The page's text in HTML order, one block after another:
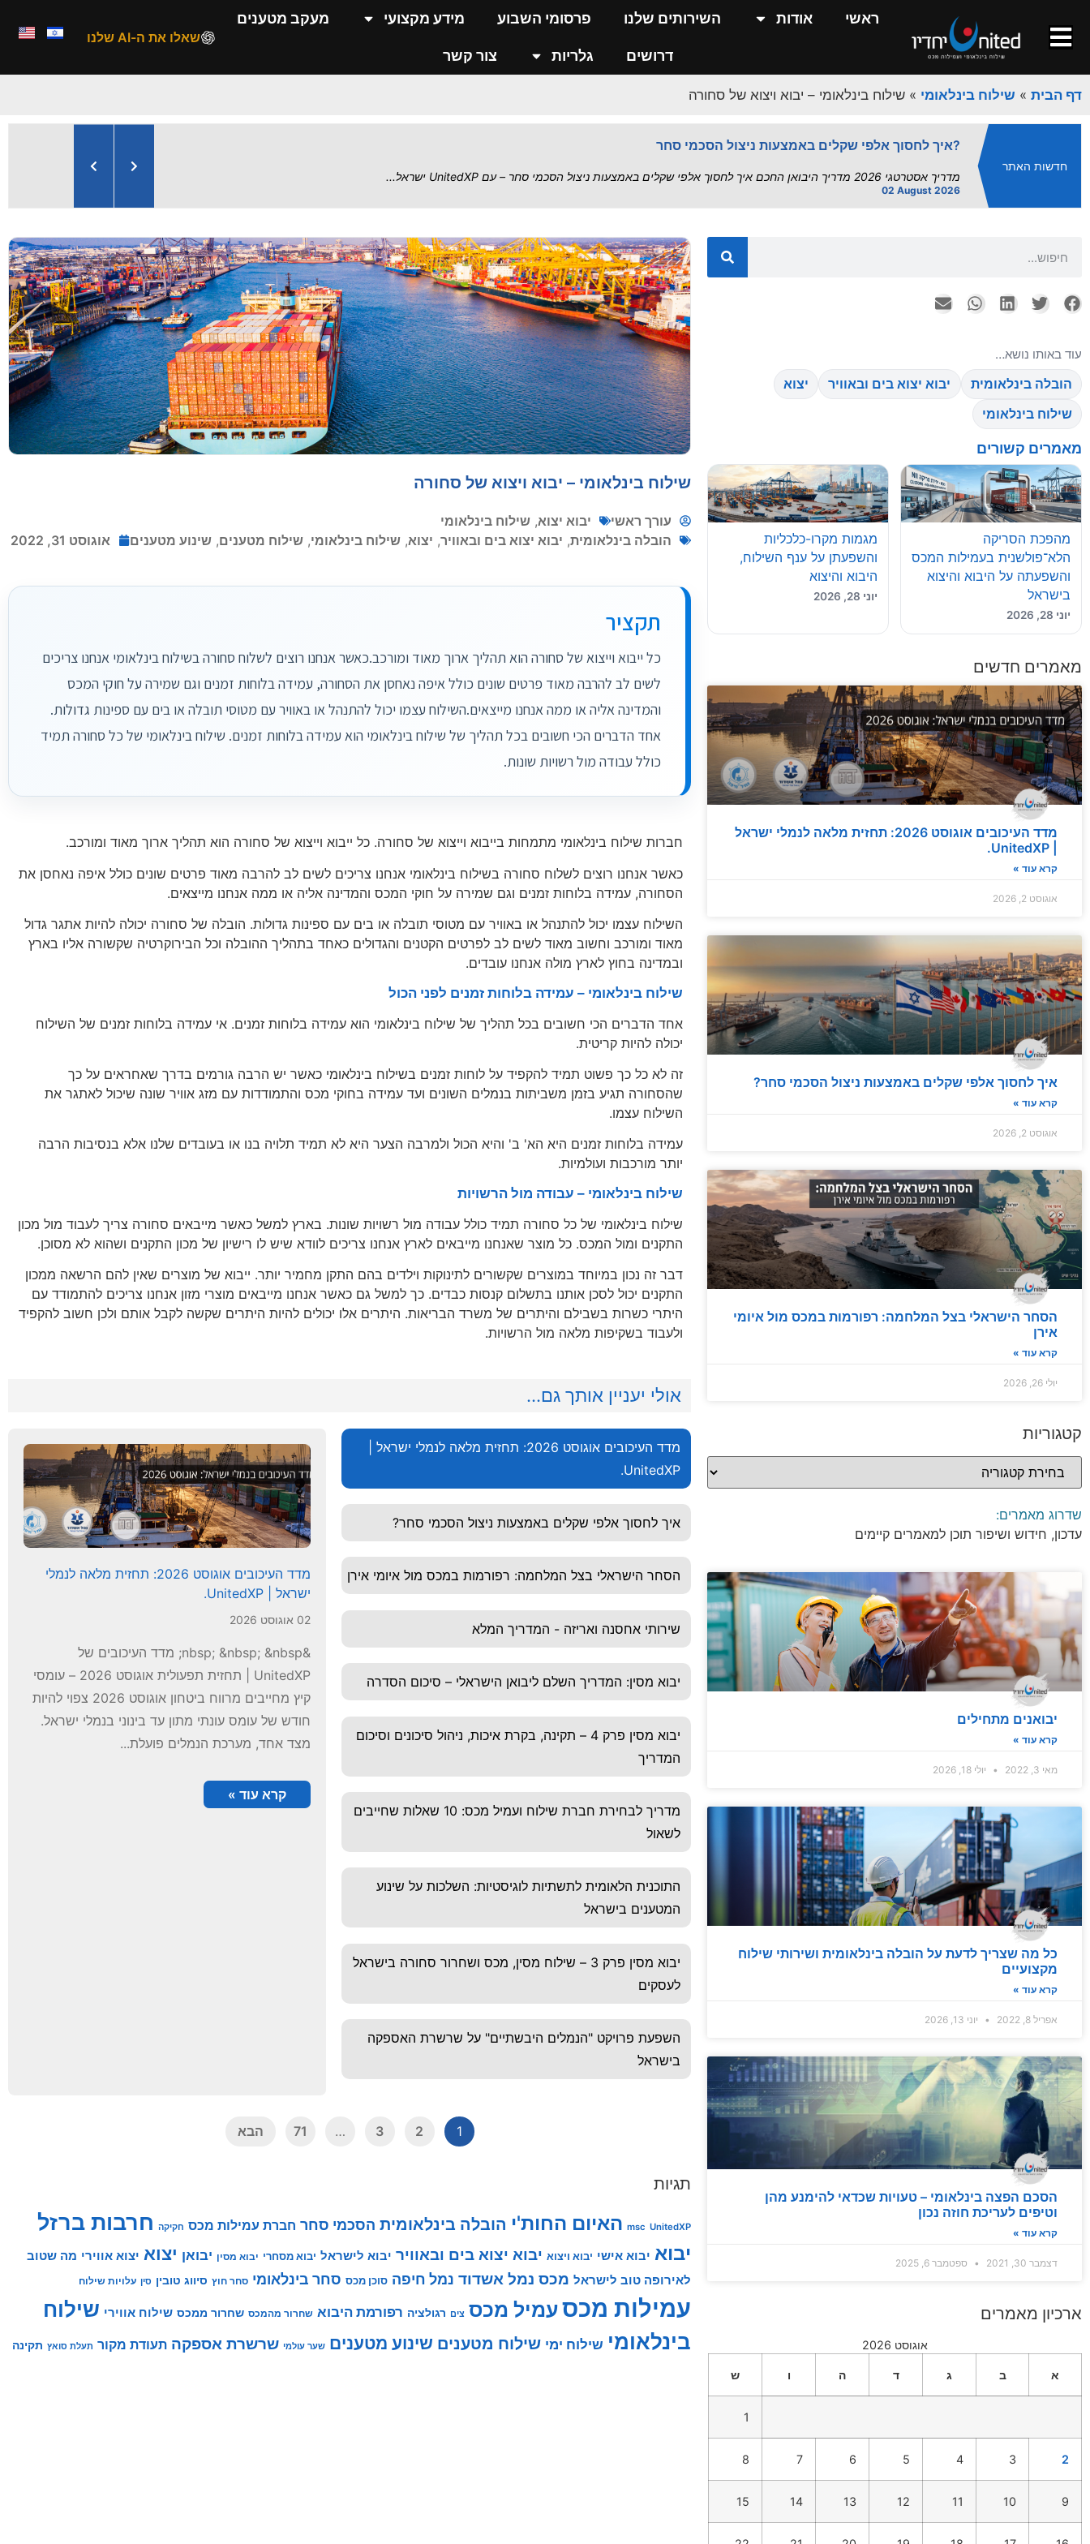
ראשי אודות השירותים שלנו פרסומי השבוע מידע מקצועי מעקב מטענים
דרושים גלריות צור קשר
שאלו את ה-AI שלנו
דף הבית » שילוח בינלאומי » שילוח בינלאומי – יבוא ויצוא של סחורה
חדשות האתר
השפעת פרויקט "הנמלים היבשתיים" על שרשרת האספקה בישראל
השפעת הנמלים היבשתיים על שרשרת האספקה | UnitedXP השפעת פרויקט "הנמלים היבשתיים" על שרשרת...
13 July 2026
02 August 2026
איך לחסוך אלפי שקלים באמצעות ניצול הסכמי סחר?
מדריך אסטרטגי 2026 מדריך היבואן החכם איך לחסוך אלפי שקלים באמצעות ניצול הסכמי סחר – עם UnitedXP ישראל...
02 August 2026
הסחר הישראלי בצל המלחמה: רפורמות במכס מול איומי אירן
שירותי אחסנה ואריזה - המדריך המלא
עורך ראשי יולי 26, 2026 אחסנה לוגיסטית,...
יבוא מסין: המדריך השלם ליבואן הישראלי – סיכום הסדרה
עורך ראשי יולי 24, 2026 UnitedXP,...
24 July 2026
יבוא מסין פרק 4 – תקינה, בקרת איכות, ניהול סיכונים וסיכום המדריך
מדריך לבחירת חברת שילוח ועמיל מכס: 10 שאלות שחייבים לשאול
מדריך מעשי ליבואנים וליצואנים מדריך לבחירת חברת שילוח ועמיל מכס: 10 שאלות שחייבים לשאולמחיר...
19 July 2026
התוכנית הלאומית לתשתיות לוגיסטיות: השלכות על שינוע המטענים בישראל
התוכנית הלאומית לתשתיות לוגיסטיות | UnitedXP התוכנית הלאומית לתשתיות לוגיסטיות: השלכות על שינוע המטענים...
13 July 2026
יבוא מסין פרק 3 – שילוח מסין, מכס ושחרור סחורה בישראל לעסקים
יבוא מסין × 1 פרק 1...
השפעת פרויקט "הנמלים היבשתיים" על שרשרת האספקה בישראל
השפעת הנמלים היבשתיים על שרשרת האספקה | UnitedXP השפעת פרויקט "הנמלים היבשתיים" על שרשרת...
13 July 2026
מדד העיכובים אוגוסט 2026: תחזית מלאה לנמלי ישראל | UnitedXP.
מדד העיכובים של UnitedXP | תחזית תפעולית אוגוסט 2026 – עומסי קיץ מחייבים מרווח...
02 August 2026
עוד באותו נושא…
הובלה בינלאומית יבוא יצוא בים ובאוויר
יצוא
שילוח בינלאומי
מאמרים קשורים
מהפכת הסריקה
הלא־פולשנית בעמילות המכס
והשפעתה על היבוא והיצוא
בישראל
יוני 28, 2026
מגמות מקרו-כלכליות
והשפעתן על ענף השילוח,
היבוא והיצוא
יוני 28, 2026
מאמרים חדשים
מדד העיכובים אוגוסט 2026: תחזית מלאה לנמלי ישראל
קרא עוד »
אוגוסט 2, 2026
איך לחסוך אלפי שקלים באמצעות ניצול הסכמי סחר?
קרא עוד »
אוגוסט 2, 2026
הסחר הישראלי בצל המלחמה: רפורמות במכס מול איומי
אירן
קרא עוד »
יולי 26, 2026
קטגוריות
שדרוג מאמרים:
עדכון, חידוש ושיפור תוכן למאמרים קיימים
יבואנים מתחילים
קרא עוד »
מאי 3, 2022 יולי 18, 2026
כל מה שצריך לדעת על הובלה בינלאומית ושירותי שילוח
מקצועיים
קרא עוד »
אפריל 8, 2022 יוני 13, 2026
הסכם הפצה בינלאומי – טעויות שכדאי להימנע מהן
וטיפים לעריכת חוזה נכון
קרא עוד »
דצמבר 30, 2021 ספטמבר 6, 2025
ארכיון מאמרים
אוגוסט 2026
א ב ג ד ה ו ש
1
2
3
4
5
6
7
8
9
10
11
12
13
14
15
שילוח בינלאומי – יבוא ויצוא של סחורה
עורך ראשי יבוא יצוא, שילוח בינלאומי
הובלה בינלאומית, יבוא יצוא בים ובאוויר, יצוא, שילוח בינלאומי, שילוח מטענים, שינוע מטענים אוגוסט 31, 2022
תקציר
כל ייבוא וייצוא של סחורה הוא תהליך ארוך מאוד ומורכב.כאשר אנחנו רוצים לשלוח סחורה בשילוח בינלאומי אנחנו צריכים
לשים לב להרבה מאוד פרטים שונים כולל איפה נאחסן את הסחורה, עמידה בלוחות זמנים וגם שמירה על חוקי המכס
והמדינה אליה או ממה אנחנו מייצאים.השילוח עצמו יכול להתנהל או באוויר עם מטוסי תובלה או בים עם ספינות גדולות.
אחד הדברים הכי חשובים בכל תהליך של שילוח בינלאומי הוא עמידה בלוחות זמנים. שילוח בינלאומי של כל סחורה תמיד
כולל עבודה מול רשויות שונות.
חברות שילוח בינלאומי מתמחות בייבוא וייצוא של סחורה. כל ייבוא וייצוא של סחורה הוא תהליך ארוך מאוד ומורכב.
כאשר אנחנו רוצים לשלוח סחורה בשילוח בינלאומי אנחנו צריכים לשים לב להרבה מאוד פרטים שונים כולל איפה נאחסן את
הסחורה, עמידה בלוחות זמנים וגם שמירה על חוקי המכס והמדינה אליה או ממה אנחנו מייצאים.
השילוח עצמו יכול להתנהל או באוויר עם מטוסי תובלה או בים עם ספינות גדולות. הובלה של סחורה יכולה להיות אתגר גדול
מאוד ומורכב וחשוב מאוד לשים לב לפרטים הקטנים והגדולים כאחד בתהליך ההובלה וכל הבירוקרטיה שקשורה אליו בארץ
ובמדינה בחוץ לארץ מולה אנחנו עובדים.
שילוח בינלאומי – עמידה בלוחות זמנים לפני הכול
אחד הדברים הכי חשובים בכל תהליך של שילוח בינלאומי הוא עמידה בלוחות זמנים. אי עמידה בלוחות זמנים של השילוח
יכולה להיות קריטית.
זה לא כל כך פשוט תמיד להקפיד על לוחות זמנים בשילוח בינלאומי כאשר יש הרבה גורמים בדרך שאחראים על כך
שהסחורה תגיע בזמן משביתות בנמלים השונים ועד עמידה בחוקי מכס והתמודדות עם מזג אוויר שונה שיכול לאתגר את
השילוח עצמו.
עמידה בלוחות זמנים היא הא' ב' והיא הכול ולמרבה הצער היא לא תמיד תלויה בנו או בעובדים שלנו אלא בנסיבות הרבה
יותר מורכבות ועולמיות.
שילוח בינלאומי – עבודה מול הרשויות
שילוח בינלאומי של כל סחורה תמיד כולל עבודה מול רשויות שונות. בארץ למשל כאשר מייבאים סחורה צריך לעבוד מול מכון
התקנים ומול המכס. כל מוצר שאנחנו מייבאים לארץ אנחנו צריכים לוודא שיש לו רישיון של מכון התקנים ושהוא לא מסוכן.
דבר זה נכון במיוחד במוצרים שקשורים לתינוקות וילדים בהם התקן מחמיר יותר. ייבוא של מוצרים שאין להם הרשאה ממכון
התקנים יכול לסכן אותנו בתשלום קנסות כבדים. כך למשל גם כאשר אנחנו מייבאים מוצרי מזון אנחנו צריכים להתמודד עם
היתרי כשרות בשבילם והיתרים של משרד הבריאות. היתרים אלו יכולים להיות היתרים שקשה לקבל אותם ולכן חשוב להקפיד
ולעבוד בשקיפות מלאה מול הרשויות.
אולי יעניין אותך גם...
מדד העיכובים אוגוסט 2026: תחזית מלאה לנמלי ישראל |
UnitedXP.
איך לחסוך אלפי שקלים באמצעות ניצול הסכמי סחר?
הסחר הישראלי בצל המלחמה: רפורמות במכס מול איומי אירן
שירותי אחסנה ואריזה - המדריך המלא
יבוא מסין: המדריך השלם ליבואן הישראלי – סיכום הסדרה
יבוא מסין פרק 4 – תקינה, בקרת איכות, ניהול סיכונים וסיכום
המדריך
מדריך לבחירת חברת שילוח ועמיל מכס: 10 שאלות שחייבים
לשאול
התוכנית הלאומית לתשתיות לוגיסטיות: השלכות על שינוע
המטענים בישראל
יבוא מסין פרק 3 – שילוח מסין, מכס ושחרור סחורה בישראל
לעסקים
השפעת פרויקט "הנמלים היבשתיים" על שרשרת האספקה
בישראל
מדד העיכובים אוגוסט 2026: תחזית מלאה לנמלי
ישראל | UnitedXP.
02 אוגוסט 2026
&nbsp; &nbsp; &nbsp; מדד העיכובים של
UnitedXP | תחזית תפעולית אוגוסט 2026 – עומסי
קיץ מחייבים מרווח ביטחון אוגוסט 2026 צפוי להיות
חודש של עומס עונתי מתון עד בינוני בנמלי ישראל.
מצד אחד, מערכת הנמלים פועלת...
קרא עוד »
1
2
3
…
71 הבא
תגיות
msc UnitedXP האיום החות'י הובלה בינלאומית הסכמי סחר חברת עמילות מכס חקיקה חרבות ברזל
יבוא יבוא אישי יבוא ויצוא יבוא יצוא בים ובאוויר יבוא לישראל יבוא מסחרי יבוא מסין יבואן יצוא יצוא אווירי מה שטוב
לאירופה טוב לישראל מכס נמל אשדוד נמל חיפה סוכן מכס סחר בינלאומי סחר חוץ סיווג טובין סין עלויות שילוח
עמילות מכסעמיל מכס צים רגולציה רפורמת היבוא שחרור מהמכס שחרור ממכס שילוח אווירי שילוח
בינלאומי שילוח ימי שילוח מטענים שינוע מטענים שער עולמי שרשרת אספקה תעודת מקור תעלת סואץ תקינה